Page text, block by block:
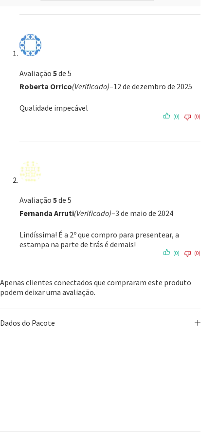
Avaliação 5de 5
Roberta Orrico(Verificado)–12 de dezembro de 2025
Qualidade impecável
(0) (0)
Avaliação 5de 5
Fernanda Arruti(Verificado)–3 de maio de 2024
Lindíssima! É a 2º que compro para presentear, a
estampa na parte de trás é demais!
(0) (0)
Apenas clientes conectados que compraram este produto
podem deixar uma avaliação.
Dados do Pacote